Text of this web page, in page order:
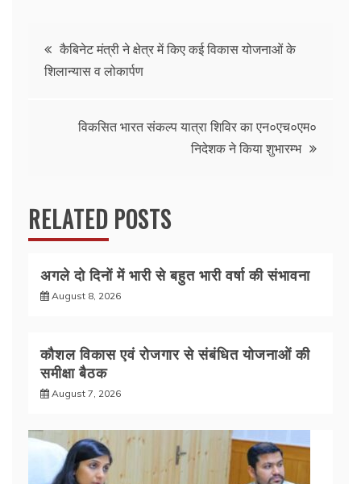
b
o
k
A
p
Post
navigation
कैबिनेट मंत्री ने क्षेत्र में किए कई विकास योजनाओं के
शिलान्यास व लोकार्पण
विकसित भारत संकल्प यात्रा शिविर का एन०एच०एम०
निदेशक ने किया शुभारम्भ
RELATED POSTS
अगले दो दिनों में भारी से बहुत भारी वर्षा की संभावना
August 8, 2026
कौशल विकास एवं रोजगार से संबंधित योजनाओं की
समीक्षा बैठक
August 7, 2026